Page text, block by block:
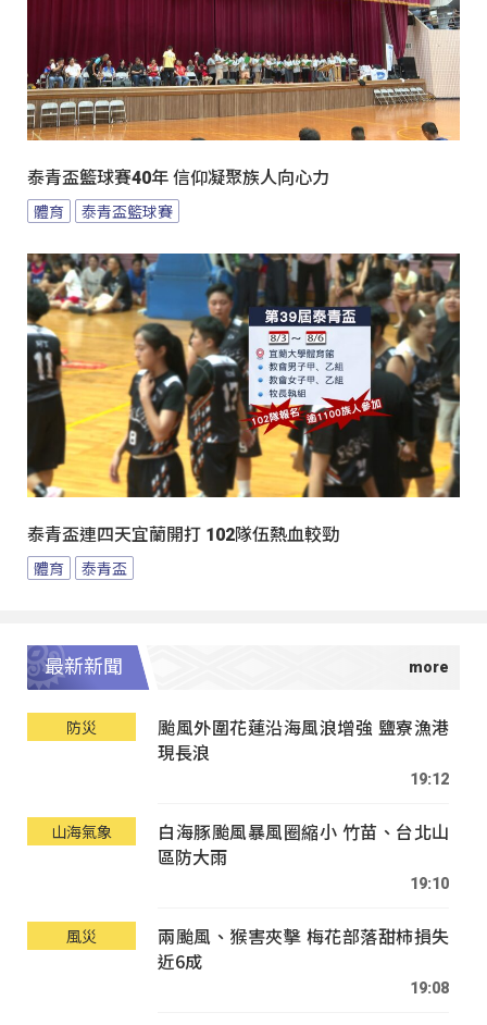
泰青盃籃球賽40年 信仰凝聚族人向心力
體育 泰青盃籃球賽
泰青盃連四天宜蘭開打 102隊伍熱血較勁
體育 泰青盃
最新新聞
防災
颱風外圍花蓮沿海風浪增強 鹽寮漁港
現長浪
19:12
山海氣象
白海豚颱風暴風圈縮小 竹苗、台北山
區防大雨
19:10
風災
兩颱風、猴害夾擊 梅花部落甜柿損失
近6成
19:08